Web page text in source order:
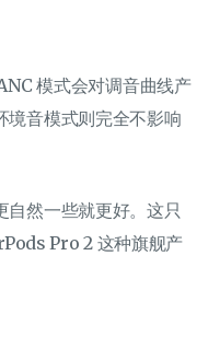
模式会对调音曲线产
境音模式则完全不影响
自然一些就更好。这只
Pro 2 这种旗舰产